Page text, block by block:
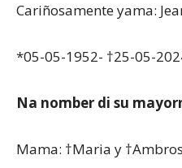
Cariñosamente yama:
*05-05-1952- †25-05-
Na nomber di su
Mama: †Maria y